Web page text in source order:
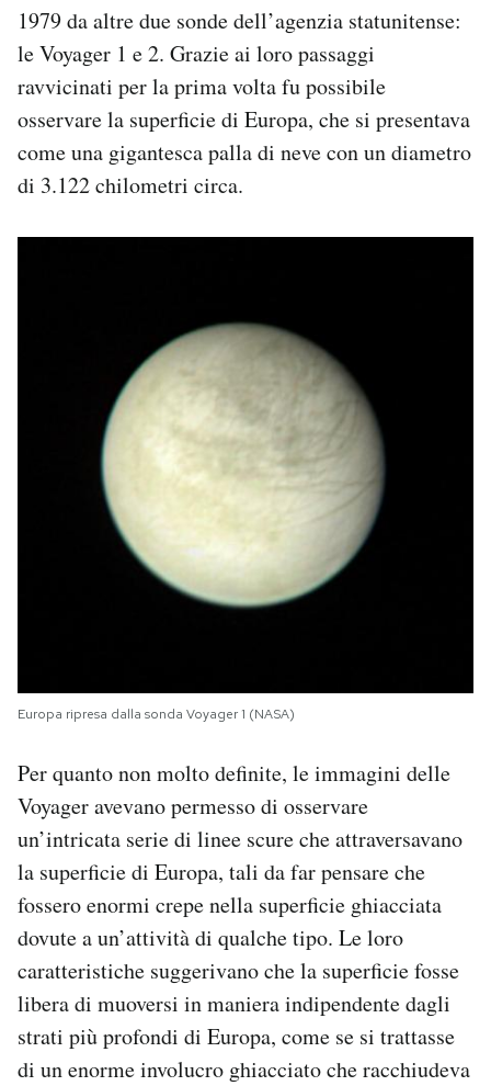
1979 da altre due sonde dell’agenzia statunitense:
le Voyager 1 e 2. Grazie ai loro passaggi
ravvicinati per la prima volta fu possibile
osservare la superficie di Europa, che si presentava
come una gigantesca palla di neve con un diametro
di 3.122 chilometri circa.
Europa ripresa dalla sonda Voyager 1 (NASA)
Per quanto non molto definite, le immagini delle
Voyager avevano permesso di osservare
un’intricata serie di linee scure che attraversavano
la superficie di Europa, tali da far pensare che
fossero enormi crepe nella superficie ghiacciata
dovute a un’attività di qualche tipo. Le loro
caratteristiche suggerivano che la superficie fosse
libera di muoversi in maniera indipendente dagli
strati più profondi di Europa, come se si trattasse
di un enorme involucro ghiacciato che racchiudeva